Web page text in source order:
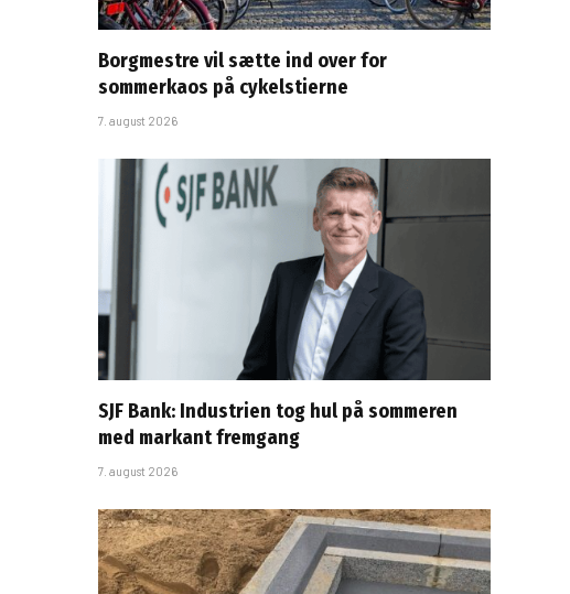
Borgmestre vil sætte ind over for
sommerkaos på cykelstierne
7. august 2026
SJF Bank: Industrien tog hul på sommeren
med markant fremgang
7. august 2026